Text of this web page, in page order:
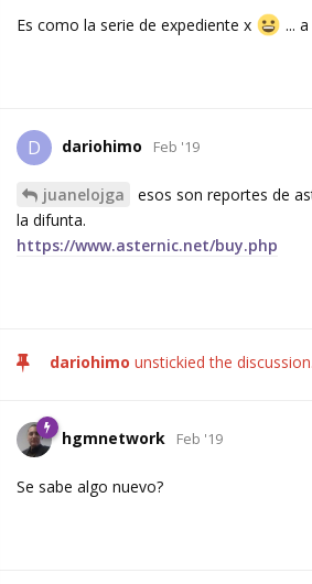
Es como la serie de expediente x
...
D dariohimo Feb '19
juanelojga
esos son reportes de
la difunta.
https://www.asternic.net/buy.php
dariohimo unstickied the discussion.
hgmnetwork Feb '19
Se sabe algo nuevo?